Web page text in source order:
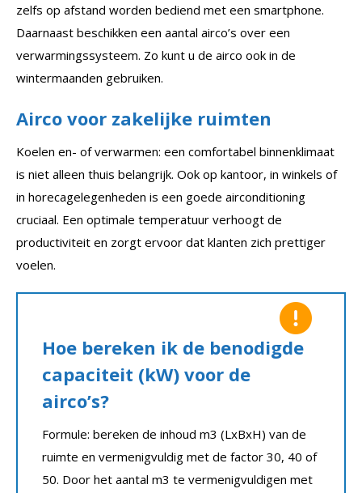
zelfs op afstand worden bediend met een smartphone.
Daarnaast beschikken een aantal airco’s over een
verwarmingssysteem. Zo kunt u de airco ook in de
wintermaanden gebruiken.
Airco voor zakelijke ruimten
Koelen en- of verwarmen: een comfortabel binnenklimaat
is niet alleen thuis belangrijk. Ook op kantoor, in winkels of
in horecagelegenheden is een goede airconditioning
cruciaal. Een optimale temperatuur verhoogt de
productiviteit en zorgt ervoor dat klanten zich prettiger
voelen.
Hoe bereken ik de benodigde
capaciteit (kW) voor de
airco’s?
Formule: bereken de inhoud m3 (LxBxH) van de
ruimte en vermenigvuldig met de factor 30, 40 of
50. Door het aantal m3 te vermenigvuldigen met